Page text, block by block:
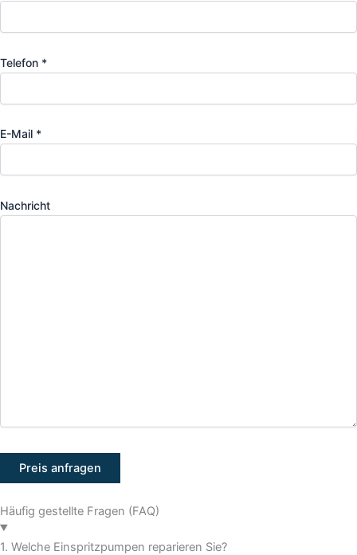
Telefon *
E-Mail *
Nachricht
Häufig gestellte Fragen (FAQ)
1. Welche Einspritzpumpen reparieren Sie?